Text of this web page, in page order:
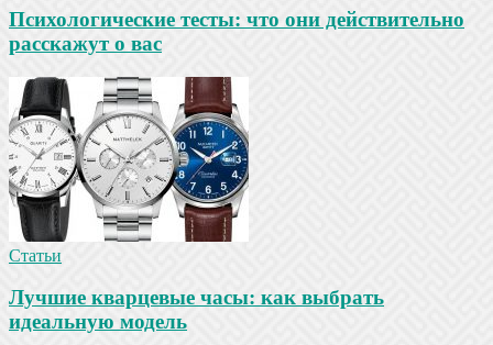
Психологические тесты: что они действительно
расскажут о вас
Статьи
Лучшие кварцевые часы: как выбрать
идеальную модель